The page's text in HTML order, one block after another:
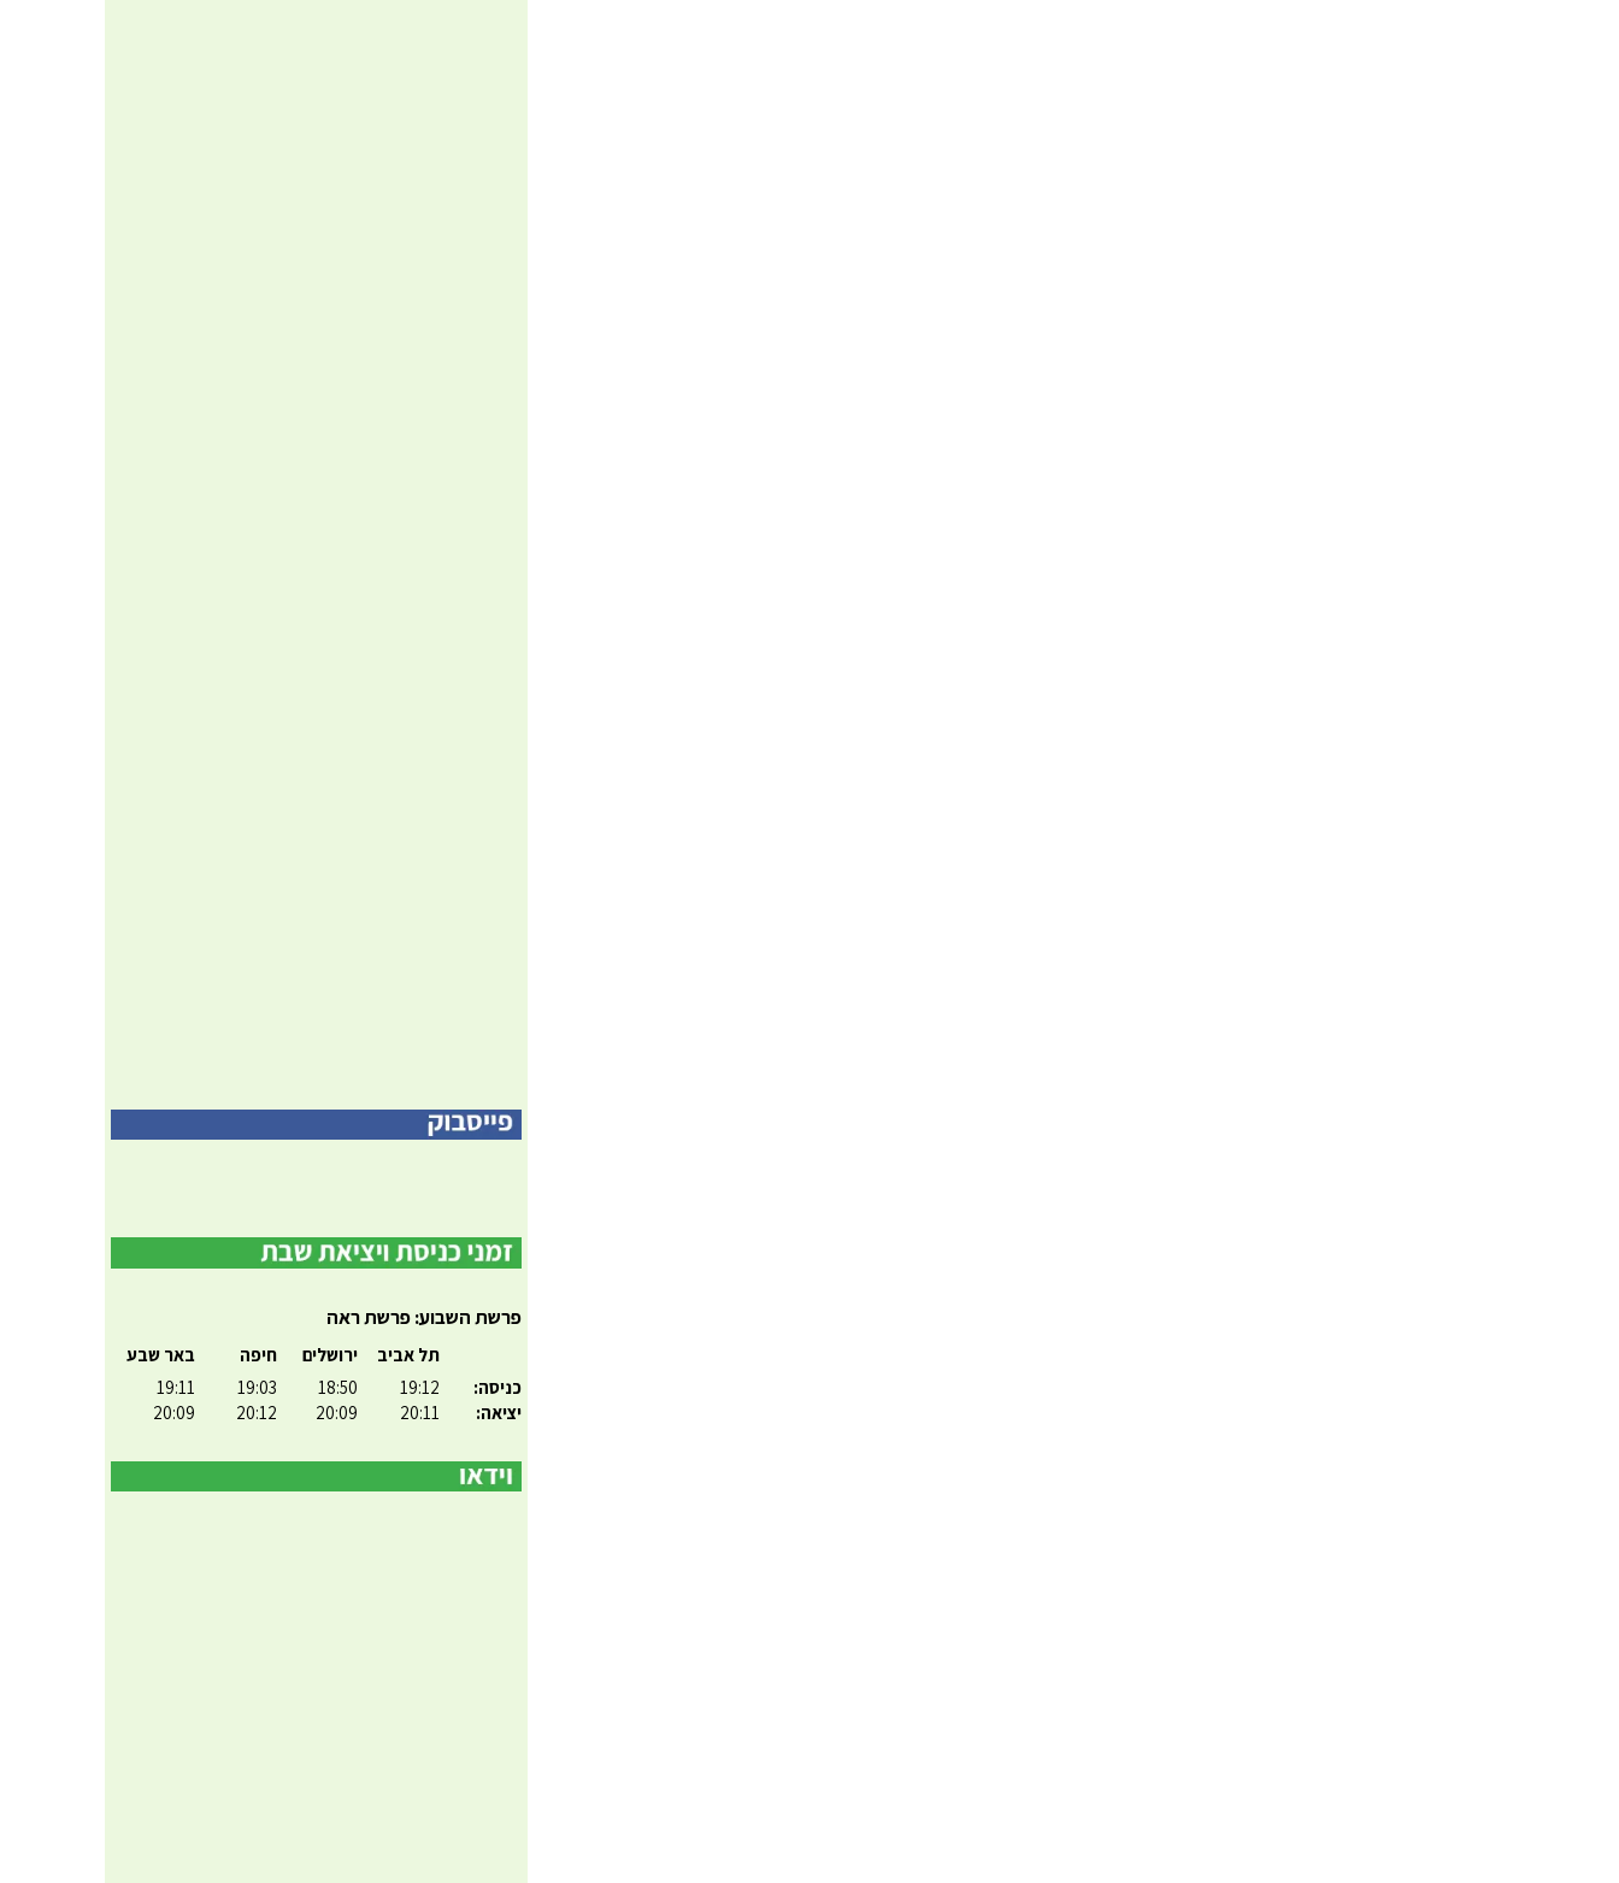
פרשת השבוע: פרשת ראה
כניסה:
יציאה:
תל אביב
19:12
20:11
ירושלים
18:50
20:09
חיפה
19:03
20:12
באר שבע
19:11
20:09